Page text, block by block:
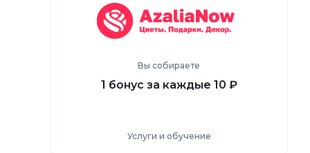
Перейти на сайт
Вы собираете
1 бонус за каждые 10 ₽
Услуги и обучение